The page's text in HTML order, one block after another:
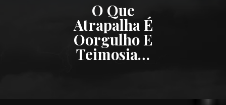
O Que
Atrapalha É
Oorgulho E
Teimosia…